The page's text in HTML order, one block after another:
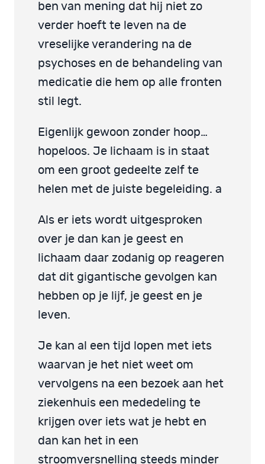
ben van mening dat hij niet zo
verder hoeft te leven na de
vreselijke verandering na de
psychoses en de behandeling van
medicatie die hem op alle fronten
stil legt.
Eigenlijk gewoon zonder hoop…
hopeloos. Je lichaam is in staat
om een groot gedeelte zelf te
helen met de juiste begeleiding. a
Als er iets wordt uitgesproken
over je dan kan je geest en
lichaam daar zodanig op reageren
dat dit gigantische gevolgen kan
hebben op je lijf, je geest en je
leven.
Je kan al een tijd lopen met iets
waarvan je het niet weet om
vervolgens na een bezoek aan het
ziekenhuis een mededeling te
krijgen over iets wat je hebt en
dan kan het in een
stroomversnelling steeds minder